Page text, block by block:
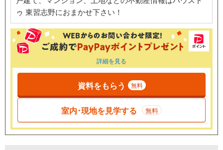
ゥ 東習志野におまかせ下さい！
詳細を見る
資料をもらう 無料
室内･現地を見学する 無料